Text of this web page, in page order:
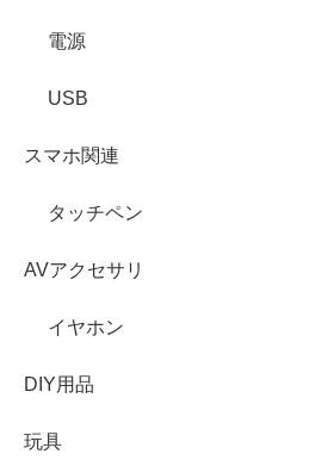
電源
USB
スマホ関連
タッチペン
AVアクセサリ
イヤホン
DIY用品
玩具